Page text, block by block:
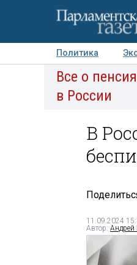
Политика
Авторы
Все о
в России
В
11.09.2024
Автор: Андрей